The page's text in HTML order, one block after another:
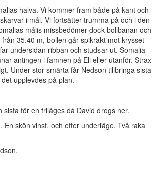
halva. Vi kommer fram både på kant och
i mål. Vi fortsätter trumma på och i den
målis missbedömer dock bollbanan och
35.40 m, bollen går spikrakt mot krysset
undersidan ribban och studsar ut. Somalia
antingen i famnen på Eli eller utanför. Strax
Under stor smärta får Nedson tillbringa sista
upplevdes på plan.
för en friläges då David drogs ner.
skön vinst, och efter underläge. Två raka